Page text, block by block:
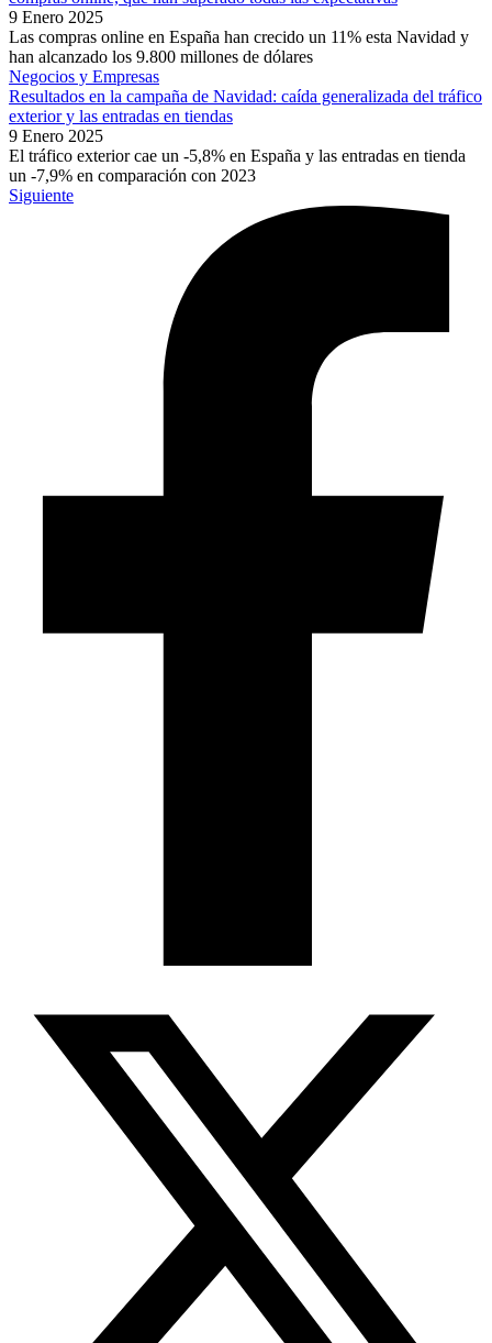
9 Enero 2025
Las compras online en España han crecido un 11% esta Navidad y
han alcanzado los 9.800 millones de dólares
Negocios y Empresas
Resultados en la campaña de Navidad: caída generalizada del tráfico
exterior y las entradas en tiendas
9 Enero 2025
El tráfico exterior cae un -5,8% en España y las entradas en tienda
un -7,9% en comparación con 2023
Siguiente